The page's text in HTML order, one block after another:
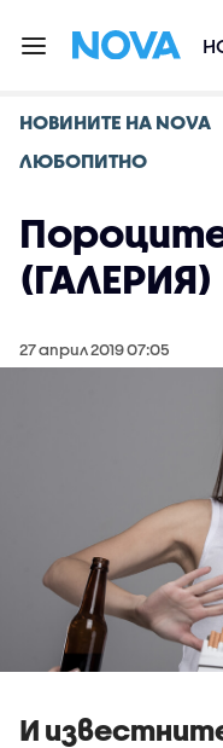
НОВИНИТЕ НА NOVA
ЛЮБОПИТНО
(ГАЛЕРИЯ)
27 април 2019 07:05
И